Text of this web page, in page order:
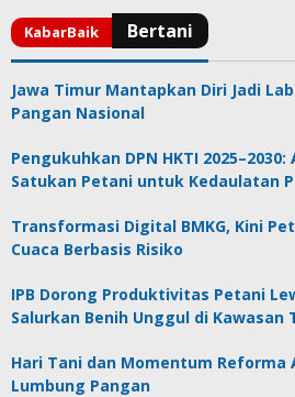
Jawa Timur Mantapkan Diri Jadi
Pangan Nasional
Pengukuhkan DPN HKTI
Satukan Petani untuk Kedaulatan
Transformasi Digital BMKG, Kini
Cuaca Berbasis Risiko
IPB Dorong Produktivitas Petani
Salurkan Benih Unggul di Kawasan
Hari Tani dan Momentum Reforma
Lumbung Pangan